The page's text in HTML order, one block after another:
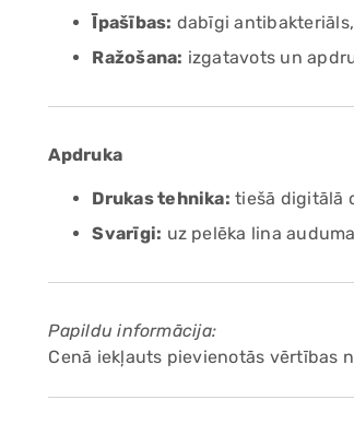
Īpašības: dabīgi
Ražošana: izgatavots un
Apdruka
Drukas tehnika: tiešā digitālā
Svarīgi: uz pelēka lina
Papildu informācija:
Cenā iekļauts pievienotās vērtības